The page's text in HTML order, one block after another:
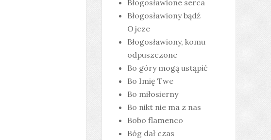
Błogosławione serca
Błogosławiony bądź
Ojcze
Błogosławiony, komu
odpuszczone
Bo góry mogą ustąpić
Bo Imię Twe
Bo miłosierny
Bo nikt nie ma z nas
Bobo flamenco
Bóg dał czas